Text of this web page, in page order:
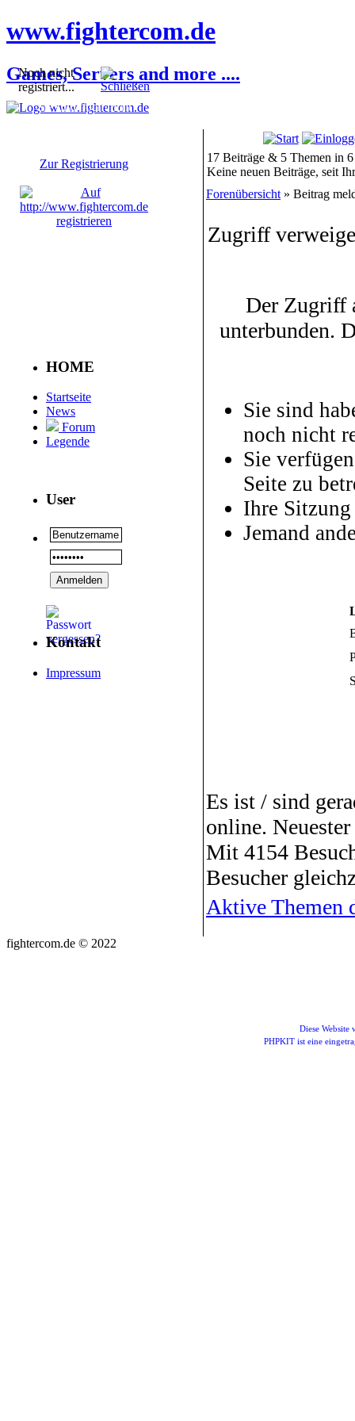
www.fightercom.de
Games, Servers and more ....
HOME
Startseite
News
Forum
Legende
User
Kontakt
Impressum
17 Beiträge & 5 Themen in
Keine neuen Beiträge, seit
Forenübersicht » Beitrag
Zugriff
Der Zugriff
unterbunden.
Sie sind
noch nicht
Sie
Seite zu
Ihre
Jemand
Es ist / sind
online.
Mit 4154
Besucher
Aktive Themen
fightercom.de © 2022
Noch nicht
registriert...
Sie sind noch nicht
Zur Registrierung
Diese Website
PHPKIT ist eine